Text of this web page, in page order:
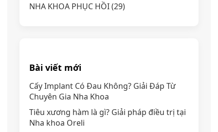
NHA KHOA PHỤC HỒI(29)
Bài viết mới
Cấy Implant Có Đau Không? Giải Đáp Từ
Chuyên Gia Nha Khoa
Tiêu xương hàm là gì? Giải pháp điều trị tại
Nha khoa Oreli